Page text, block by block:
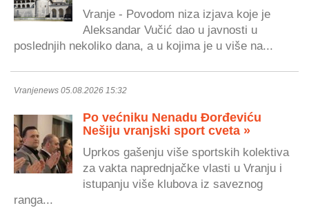
Vranje - Povodom niza izjava koje je
Aleksandar Vučić dao u javnosti u
poslednjih nekoliko dana, a u kojima je u više na...
Vranjenews 05.08.2026 15:32
Po većniku Nenadu Đorđeviću
Nešiju vranjski sport cveta »
Uprkos gašenju više sportskih kolektiva
za vakta naprednjačke vlasti u Vranju i
istupanju više klubova iz saveznog
ranga...